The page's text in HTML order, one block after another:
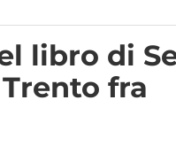
libro di
fra